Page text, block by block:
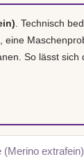
. Technisch
, eine
So lässt sich
(Merino extrafein)